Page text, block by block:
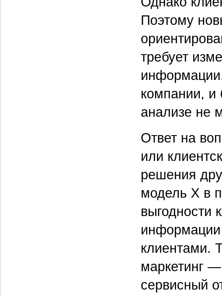
Поэтому
требует
компании, и
анализе не
Ответ на
или
решения
модель X в
выгодности
информации
клиентами.
маркетинг
сервисный